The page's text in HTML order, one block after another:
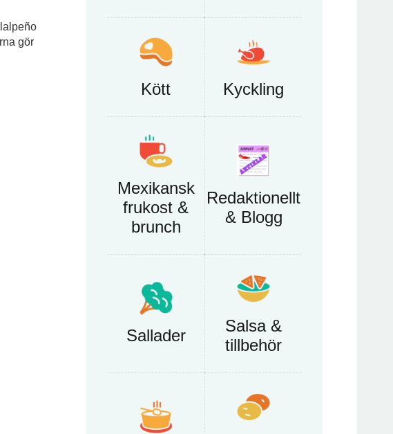
gör
Kött Kyckling
Mexikansk
frukost &
brunch
Redaktionellt
& Blogg
Sallader
Salsa &
tillbehör